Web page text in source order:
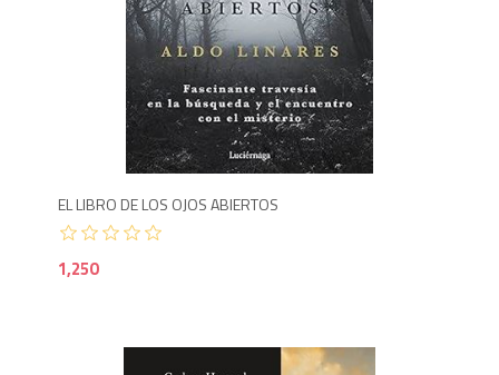
EL LIBRO DE LOS OJOS ABIERTOS
1,250